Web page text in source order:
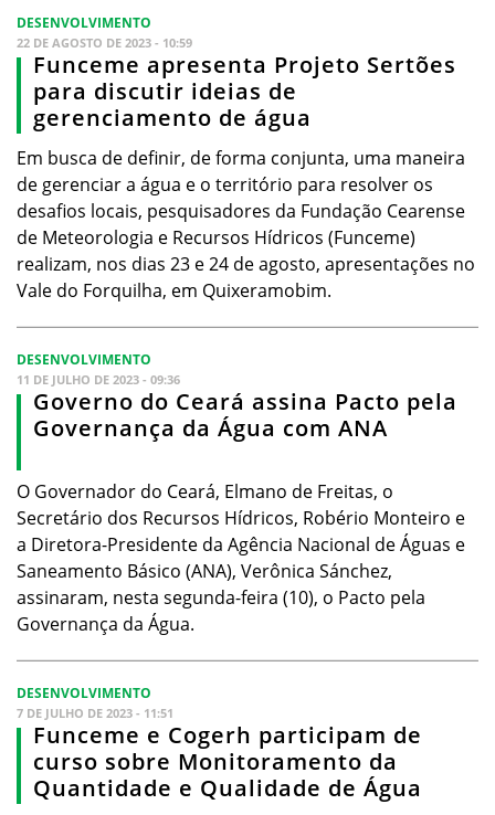
DESENVOLVIMENTO
22 DE AGOSTO DE 2023 - 10:59
Funceme apresenta Projeto Sertões
para discutir ideias de
gerenciamento de água
Em busca de definir, de forma conjunta, uma maneira
de gerenciar a água e o território para resolver os
desafios locais, pesquisadores da Fundação Cearense
de Meteorologia e Recursos Hídricos (Funceme)
realizam, nos dias 23 e 24 de agosto, apresentações no
Vale do Forquilha, em Quixeramobim.
DESENVOLVIMENTO
11 DE JULHO DE 2023 - 09:36
Governo do Ceará assina Pacto pela
Governança da Água com ANA
O Governador do Ceará, Elmano de Freitas, o
Secretário dos Recursos Hídricos, Robério Monteiro e
a Diretora-Presidente da Agência Nacional de Águas e
Saneamento Básico (ANA), Verônica Sánchez,
assinaram, nesta segunda-feira (10), o Pacto pela
Governança da Água.
DESENVOLVIMENTO
7 DE JULHO DE 2023 - 11:51
Funceme e Cogerh participam de
curso sobre Monitoramento da
Quantidade e Qualidade de Água